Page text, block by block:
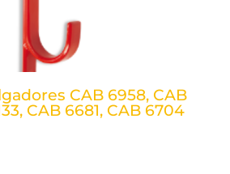
CAB 6958, CAB
CAB 6681, CAB 6704